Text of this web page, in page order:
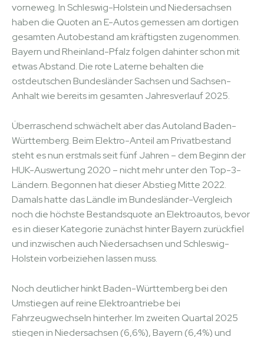
vorneweg. In Schleswig-Holstein und Niedersachsen
haben die Quoten an E-Autos gemessen am dortigen
gesamten Autobestand am kräftigsten zugenommen.
Bayern und Rheinland-Pfalz folgen dahinter schon mit
etwas Abstand. Die rote Laterne behalten die
ostdeutschen Bundesländer Sachsen und Sachsen-
Anhalt wie bereits im gesamten Jahresverlauf 2025.
Überraschend schwächelt aber das Autoland Baden-
Württemberg. Beim Elektro-Anteil am Privatbestand
steht es nun erstmals seit fünf Jahren – dem Beginn der
HUK-Auswertung 2020 – nicht mehr unter den Top-3-
Ländern. Begonnen hat dieser Abstieg Mitte 2022.
Damals hatte das Ländle im Bundesländer-Vergleich
noch die höchste Bestandsquote an Elektroautos, bevor
es in dieser Kategorie zunächst hinter Bayern zurückfiel
und inzwischen auch Niedersachsen und Schleswig-
Holstein vorbeiziehen lassen muss.
Noch deutlicher hinkt Baden-Württemberg bei den
Umstiegen auf reine Elektroantriebe bei
Fahrzeugwechseln hinterher. Im zweiten Quartal 2025
stiegen in Niedersachsen (6,6%), Bayern (6,4%) und